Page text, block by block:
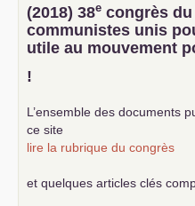
(2018) 38e congrès du
communistes unis
utile au mouvement
!
L’ensemble des documents
ce site
lire la rubrique du congrès
et quelques articles clés